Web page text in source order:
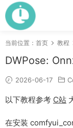
当前位置： 首页 教程
DWPose:
2026-06-17
以下教程参考 C站
在安装